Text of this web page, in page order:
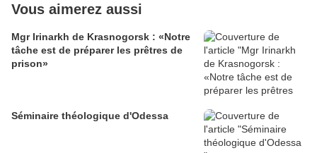
Vous aimerez aussi
Mgr Irinarkh de Krasnogorsk : «Notre
tâche est de préparer les prêtres de
prison»
Séminaire théologique d'Odessa